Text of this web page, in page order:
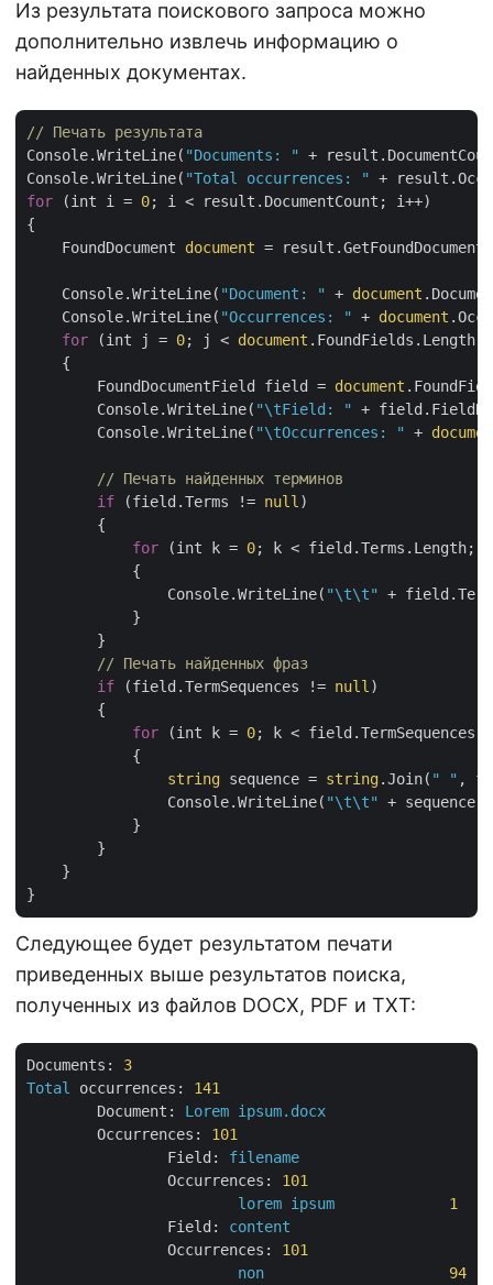
Из результата поискового запроса можно
дополнительно извлечь информацию о
найденных документах.
// Печать результата
Console.WriteLine( "Documents: "
+
Console.WriteLine( "Total occurrences: "
for (int i = 0; i < result.DocumentCount; i++)
{
    FoundDocument
document =
    Console.WriteLine(
"Document: " + document
    Console.WriteLine(
"Occurrences: " + document
for (int j = 0; j < document
    {
        FoundDocumentField field =
document
        Console.WriteLine(
"\tField: "
+
        Console.WriteLine(
"\tOccurrences: " +
// Печать найденных терминов
if (field.Terms != null )
        {
for (int k = 0; k < field.Terms.Length;
            {
                Console.WriteLine(
"\t\t"
+
            }
        }
// Печать найденных фраз
if (field.TermSequences != null )
        {
for (int k = 0; k <
            {
string sequence = string.Join( " " ,
                Console.WriteLine(
"\t\t"
+
            }
        }
    }
Следующее будет результатом печати
приведенных выше результатов поиска,
полученных из файлов DOCX, PDF и TXT:
Documents:
3
Total
occurrences:
141
Document:
Lorem ipsum.docx
Occurrences:
101
Field:
filename
Occurrences:
101
lorem ipsum
1
Field:
content
Occurrences:
101
non
94